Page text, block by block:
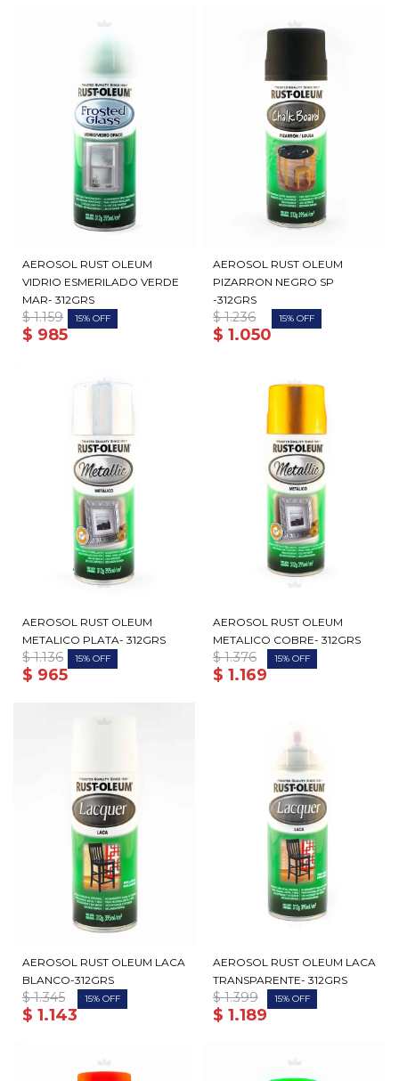
AEROSOL RUST OLEUM
VIDRIO ESMERILADO VERDE
MAR- 312GRS
$ 985
$ 1.159 15
AEROSOL RUST OLEUM
PIZARRON NEGRO SP
-312GRS
$ 1.050
$ 1.236 15
AEROSOL RUST OLEUM
METALICO PLATA- 312GRS
$ 965
$ 1.136 15
AEROSOL RUST OLEUM
METALICO COBRE- 312GRS
$ 1.169
$ 1.376 15
AEROSOL RUST OLEUM LACA
BLANCO-312GRS
$ 1.143
$ 1.345 15
AEROSOL RUST OLEUM LACA
TRANSPARENTE- 312GRS
$ 1.189
$ 1.399 15